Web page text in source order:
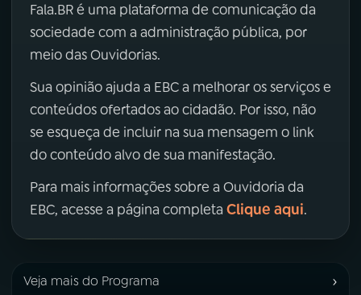
Fala.BR é uma plataforma de comunicação da
sociedade com a administração pública, por
meio das Ouvidorias.
Sua opinião ajuda a EBC a melhorar os serviços e
conteúdos ofertados ao cidadão. Por isso, não
se esqueça de incluir na sua mensagem o link
do conteúdo alvo de sua manifestação.
Para mais informações sobre a Ouvidoria da
EBC, acesse a página completa Clique aqui.
Veja mais do Programa ›